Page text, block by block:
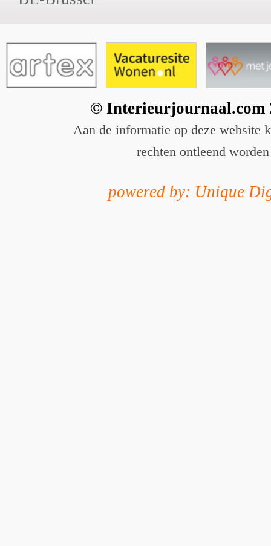
© Interieurjournaal.com
Aan de informatie op deze website
rechten ontleend worden
powered by: Unique